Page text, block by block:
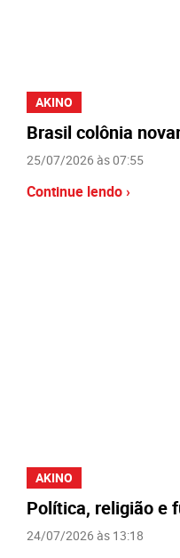
AKINO
Brasil colônia
25/07/2026 às 07:55
Continue lendo ›
AKINO
Política, religião e
24/07/2026 às 13:18